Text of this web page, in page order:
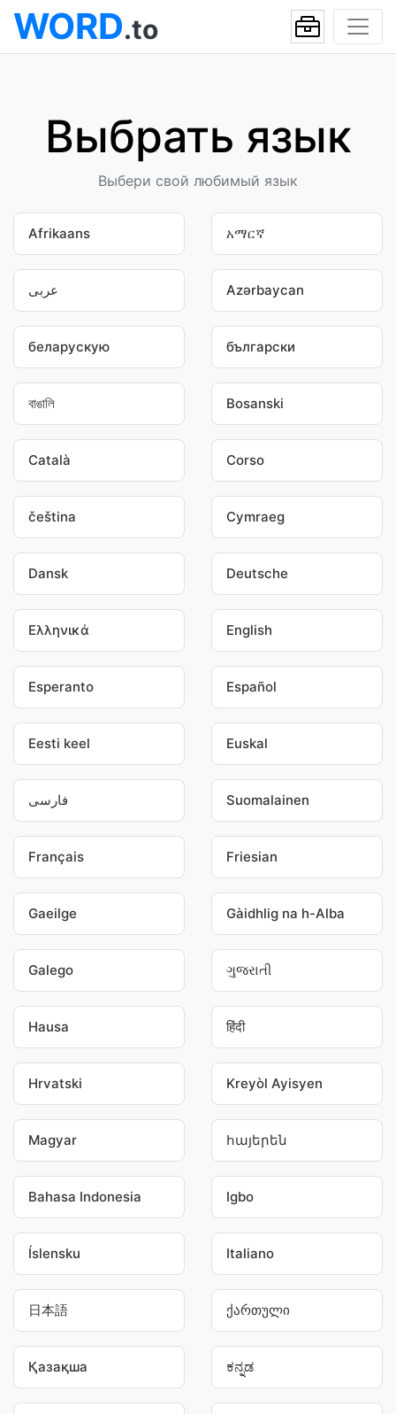
WORD.to
Выбрать язык
Выбери свой любимый язык
Afrikaans አማርኛ
عربى Azərbaycan
беларускую български
বাঙালি Bosanski
Català Corso
čeština Cymraeg
Dansk Deutsche
Ελληνικά English
Esperanto Español
Eesti keel Euskal
فارسی Suomalainen
Français Friesian
Gaeilge Gàidhlig na h-Alba
Galego ગુજરાતી
Hausa हिंदी
Hrvatski Kreyòl Ayisyen
Magyar հայերեն
Bahasa Indonesia Igbo
Íslensku Italiano
日本語 ქართული
Қазақша ಕನ್ನಡ